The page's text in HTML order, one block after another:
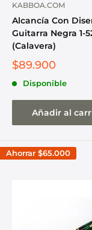
KABBOA.COM
Alcancía Con
Guitarra Negra 1-
(Calavera)
$89.900
Disponible
Añadir al
Ahorrar $65.000